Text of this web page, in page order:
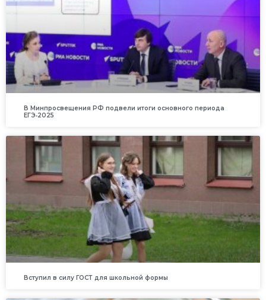
В Минпросвещения РФ подвели итоги основного периода
ЕГЭ‑2025
Вступил в силу ГОСТ для школьной формы